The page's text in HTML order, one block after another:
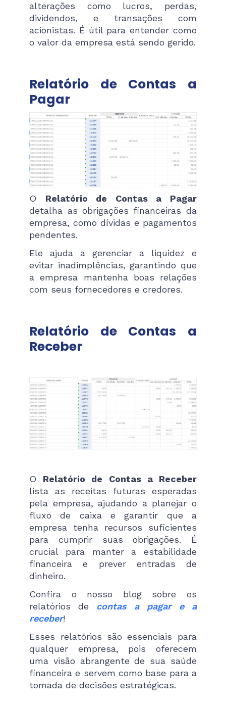
alterações como lucros, perdas,
dividendos, e transações com
acionistas. É útil para entender como
o valor da empresa está sendo gerido.
Relatório de Contas a
Pagar
O Relatório de Contas a Pagar
detalha as obrigações financeiras da
empresa, como dívidas e pagamentos
pendentes.
Ele ajuda a gerenciar a liquidez e
evitar inadimplências, garantindo que
a empresa mantenha boas relações
com seus fornecedores e credores.
Relatório de Contas a
Receber
O Relatório de Contas a Receber
lista as receitas futuras esperadas
pela empresa, ajudando a planejar o
fluxo de caixa e garantir que a
empresa tenha recursos suficientes
para cumprir suas obrigações. É
crucial para manter a estabilidade
financeira e prever entradas de
dinheiro.
Confira o nosso blog sobre os
relatórios de contas a pagar e a
receber!
Esses relatórios são essenciais para
qualquer empresa, pois oferecem
uma visão abrangente de sua saúde
financeira e servem como base para a
tomada de decisões estratégicas.